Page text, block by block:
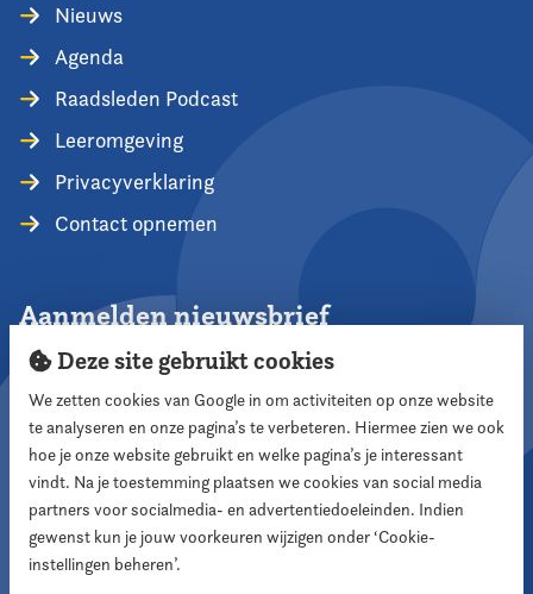
Nieuws
Agenda
Raadsleden Podcast
Leeromgeving
Privacyverklaring
Contact opnemen
Aanmelden nieuwsbrief
Aanmelden
Volg ons
Deze site gebruikt cookies
We zetten cookies van Google in om activiteiten op onze website
te analyseren en onze pagina’s te verbeteren. Hiermee zien we ook
hoe je onze website gebruikt en welke pagina’s je interessant
vindt. Na je toestemming plaatsen we cookies van social media
partners voor socialmedia- en advertentiedoeleinden. Indien
gewenst kun je jouw voorkeuren wijzigen onder ‘Cookie-
instellingen beheren’.